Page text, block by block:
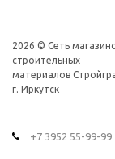
2026 © Сеть
строительных
материалов
г. Иркутск
+7 3952 55-99-99